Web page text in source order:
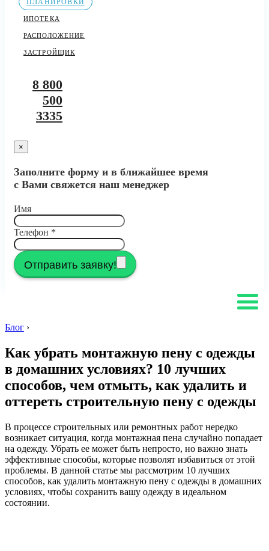
ИПОТЕКА
РАСПОЛОЖЕНИЕ
ЗАСТРОЙЩИК
8 800
500
3335
×
Заполните форму и в ближайшее время
с Вами свяжется наш менеджер
Имя
Телефон *
Отправить заявку!
Блог ›
Как убрать монтажную пену с одежды
в домашних условиях? 10 лучших
способов, чем отмыть, как удалить и
оттереть строительную пену с одежды
В процессе строительных или ремонтных работ нередко
возникает ситуация, когда монтажная пена случайно попадает
на одежду. Убрать ее может быть непросто, но важно знать
эффективные способы, которые позволят избавиться от этой
проблемы. В данной статье мы рассмотрим 10 лучших
способов, как удалить монтажную пену с одежды в домашних
условиях, чтобы сохранить вашу одежду в идеальном
состоянии.